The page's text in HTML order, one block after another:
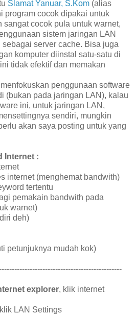
Slamat Yanuar, S.Kom (alias
program cocok dipakai untuk
sangat cocok pula untuk warnet,
sistem jaringan LAN
server cache. Bisa juga
komputer diinstal satu-satu di
tidak efektif dan memakan
penggunaan software
(bukan pada jaringan LAN), kalau
ini, untuk jaringan LAN,
sendiri, mungkin
akan saya posting untuk yang
Internet :
internet (menghemat bandwith)
tertentu
pemakain bandwith pada
warnet)
deh)
petunjuknya mudah kok)
explorer, klik internet
LAN Settings